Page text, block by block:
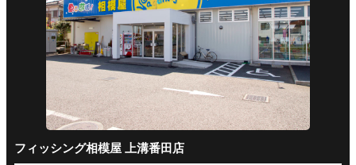
フィッシング相模屋 上溝番田店